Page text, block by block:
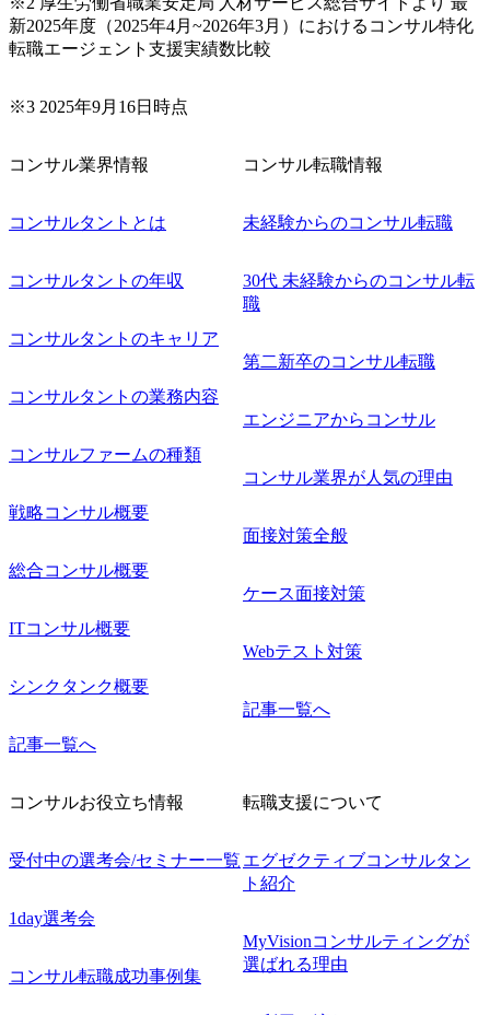
定 ・全社デジタルトランスフォーメーション企画構想 ・業
務/組織/システムの現状分析/RPA選定/導入/実装 ・プライベ
ート/パブリッククラウド導入 ・AI活用による業務効率化/
企画 ・Disruptive Technologyを活用した新規事業の立案/推
上げていきたい ・サービスやソリューションに捉われず、
でのプロジェクトに参画し、自身のスキルアップを図りた
規事業開発にも興味があり、ゆくゆくはチャレンジしてみ
新2025年度（2025年4月~2026年3月）におけるコンサル特化
転職エージェント支援実績数比較
※3 2025年9月16日時点
コンサル業界情報
コンサルタントとは
コンサルタントの年収
コンサルタントのキャリア
コンサルタントの業務内容
コンサルファームの種類
戦略コンサル概要
総合コンサル概要
ITコンサル概要
シンクタンク概要
記事一覧へ
コンサル転職情報
未経験からのコンサル転職
30代 未経験からのコンサル転
職
第二新卒のコンサル転職
エンジニアからコンサル
コンサル業界が人気の理由
面接対策全般
ケース面接対策
Webテスト対策
記事一覧へ
コンサルお役立ち情報
受付中の選考会/セミナー一覧
1day選考会
コンサル転職成功事例集
転職支援について
エグゼクティブコンサルタン
ト紹介
MyVisionコンサルティングが
選ばれる理由